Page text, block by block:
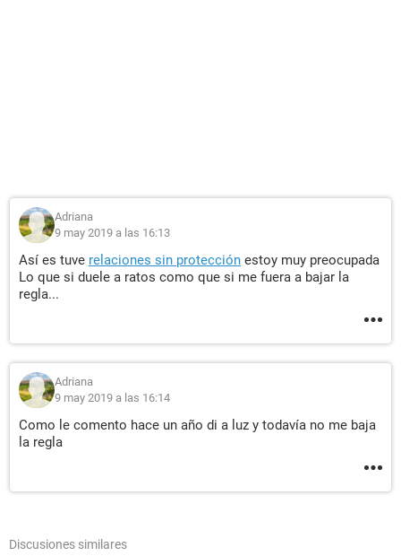
Adriana
9 may 2019 a las 16:13
Así es tuve relaciones sin protección estoy muy preocupada
Lo que si duele a ratos como que si me fuera a bajar la
regla...
Adriana
9 may 2019 a las 16:14
Como le comento hace un año di a luz y todavía no me baja
la regla
Discusiones similares